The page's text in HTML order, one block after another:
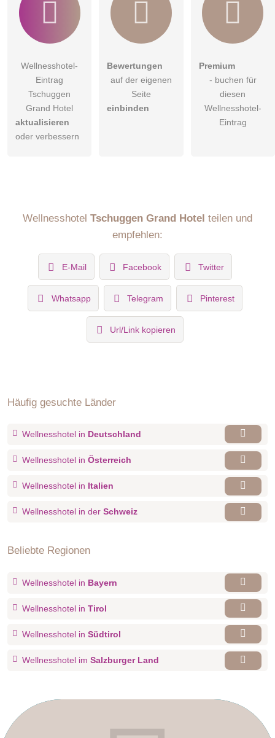
Wellnesshotel-
Eintrag
Tschuggen
Grand Hotel
aktualisieren
oder verbessern
Bewertungen
auf der eigenen
Seite
einbinden
Premium
- buchen für
diesen
Wellnesshotel-
Eintrag
Wellnesshotel Tschuggen Grand Hotel teilen und
empfehlen:
E-Mail Facebook Twitter
Whatsapp Telegram Pinterest
Url/Link kopieren
Häufig gesuchte Länder
Wellnesshotel in Deutschland
Wellnesshotel in Österreich
Wellnesshotel in Italien
Wellnesshotel in der Schweiz
Beliebte Regionen
Wellnesshotel in Bayern
Wellnesshotel in Tirol
Wellnesshotel in Südtirol
Wellnesshotel im Salzburger Land